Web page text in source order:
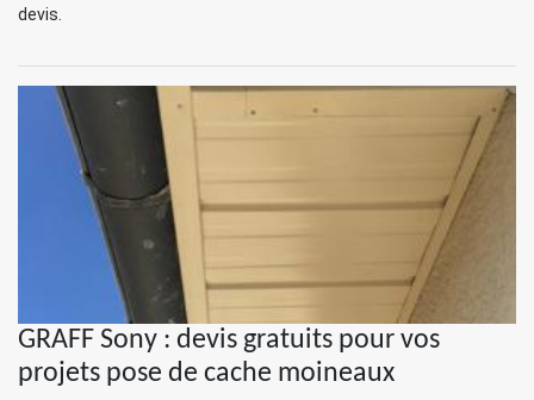
devis.
GRAFF Sony : devis gratuits pour vos
projets pose de cache moineaux